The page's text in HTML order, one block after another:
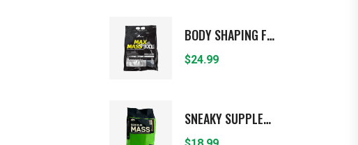
BODY SHAPING FOODS
$24.99
SNEAKY SUPPLEMENTS